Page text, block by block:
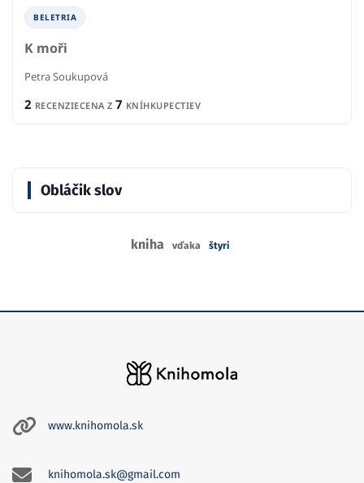
BELETRIA
K moři
Petra Soukupová
2 RECENZIECENA Z 7 KNÍHKUPECTIEV
Obláčik slov
kniha vďaka štyri
www.knihomola.sk
knihomola.sk@gmail.com